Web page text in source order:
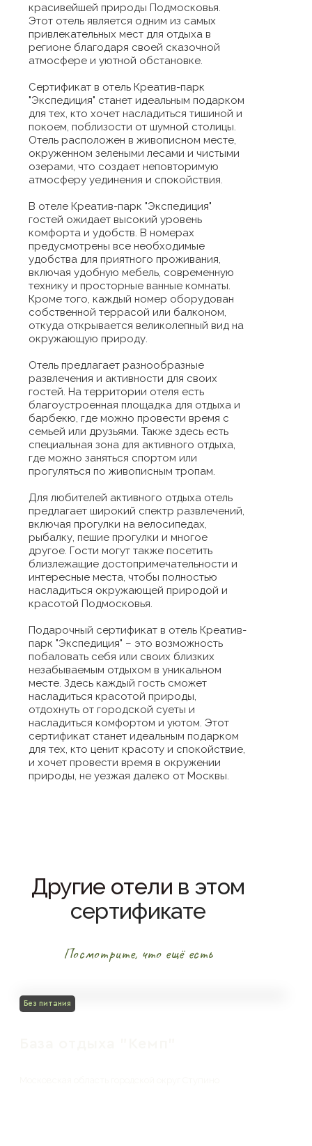
красивейшей природы Подмосковья.
Этот отель является одним из самых
привлекательных мест для отдыха в
регионе благодаря своей сказочной
атмосфере и уютной обстановке.
Сертификат в отель Креатив-парк
"Экспедиция" станет идеальным подарком
для тех, кто хочет насладиться тишиной и
покоем, поблизости от шумной столицы.
Отель расположен в живописном месте,
окруженном зелеными лесами и чистыми
озерами, что создает неповторимую
атмосферу уединения и спокойствия.
В отеле Креатив-парк "Экспедиция"
гостей ожидает высокий уровень
комфорта и удобств. В номерах
предусмотрены все необходимые
удобства для приятного проживания,
включая удобную мебель, современную
технику и просторные ванные комнаты.
Кроме того, каждый номер оборудован
собственной террасой или балконом,
откуда открывается великолепный вид на
окружающую природу.
Отель предлагает разнообразные
развлечения и активности для своих
гостей. На территории отеля есть
благоустроенная площадка для отдыха и
барбекю, где можно провести время с
семьей или друзьями. Также здесь есть
специальная зона для активного отдыха,
где можно заняться спортом или
прогуляться по живописным тропам.
Для любителей активного отдыха отель
предлагает широкий спектр развлечений,
включая прогулки на велосипедах,
рыбалку, пешие прогулки и многое
другое. Гости могут также посетить
близлежащие достопримечательности и
интересные места, чтобы полностью
насладиться окружающей природой и
красотой Подмосковья.
Подарочный сертификат в отель Креатив-
парк "Экспедиция" – это возможность
побаловать себя или своих близких
незабываемым отдыхом в уникальном
месте. Здесь каждый гость сможет
насладиться красотой природы,
отдохнуть от городской суеты и
насладиться комфортом и уютом. Этот
сертификат станет идеальным подарком
для тех, кто ценит красоту и спокойствие,
и хочет провести время в окружении
природы, не уезжая далеко от Москвы.
Другие отели в этом
сертификате
Посмотрите, что ещё есть
Без питания